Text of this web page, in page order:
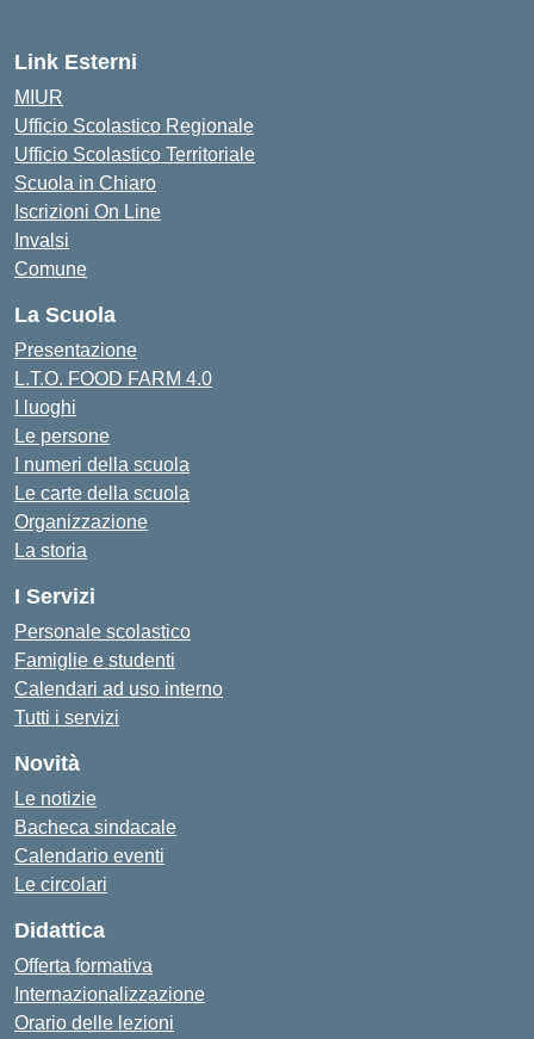
Link Esterni
MIUR
Ufficio Scolastico Regionale
Ufficio Scolastico Territoriale
Scuola in Chiaro
Iscrizioni On Line
Invalsi
Comune
La Scuola
Presentazione
L.T.O. FOOD FARM 4.0
I luoghi
Le persone
I numeri della scuola
Le carte della scuola
Organizzazione
La storia
I Servizi
Personale scolastico
Famiglie e studenti
Calendari ad uso interno
Tutti i servizi
Novità
Le notizie
Bacheca sindacale
Calendario eventi
Le circolari
Didattica
Offerta formativa
Internazionalizzazione
Orario delle lezioni